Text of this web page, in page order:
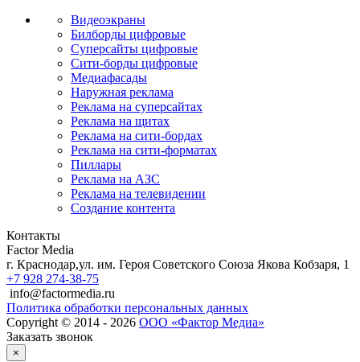
Видеоэкраны
Билборды цифровые
Суперсайты цифровые
Сити-борды цифровые
Медиафасады
Наружная реклама
Реклама на суперсайтах
Реклама на щитах
Реклама на сити-бордах
Реклама на сити-форматах
Пиллары
Реклама на АЗС
Реклама на телевидении
Создание контента
Контакты
Factor Media
г. Краснодар,ул. им. Героя Советского Союза Якова Кобзаря, 1
+7 928 274-38-75
info@factormedia.ru
Политика обработки персональных данных
Copyright © 2014 - 2026 ООО «Фактор Медиа»
Заказать звонок
×